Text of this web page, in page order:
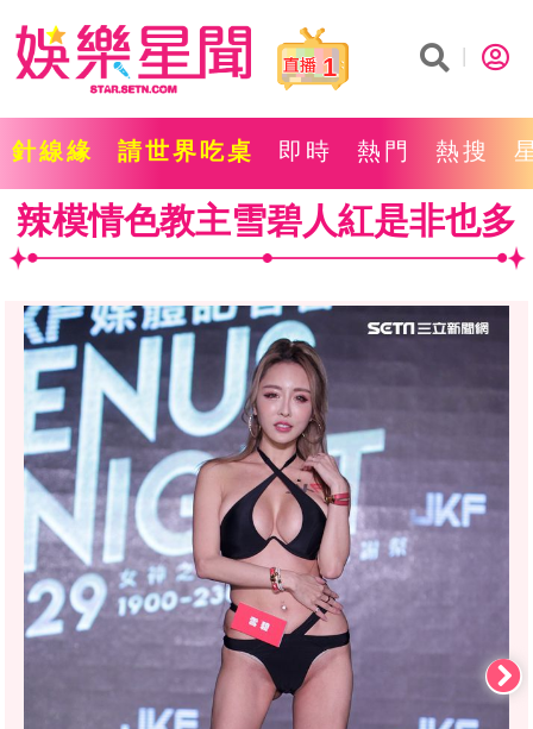
1
針線緣 請世界吃桌 即時 熱門 熱搜
辣模情色教主雪碧人紅是非也多